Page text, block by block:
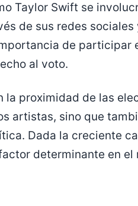
Taylor Swift se
de sus redes
de participar
al voto.
la proximidad de las
artistas, sino que
Dada la creciente
determinante en